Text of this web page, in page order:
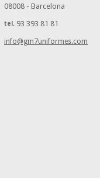
08008 - Barcelona
tel. 93 393 81 81
info@gm7uniformes.com